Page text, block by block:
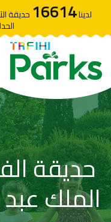
لدينا16614 حديقة
حديقة
الملك عبد